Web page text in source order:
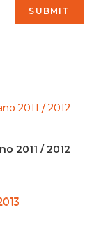
2011 / 2012